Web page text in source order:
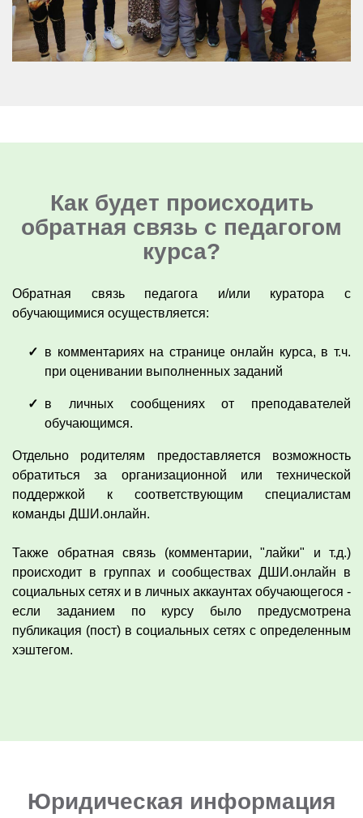
Как будет происходить
обратная связь с педагогом
курса?
Обратная связь педагога и/или куратора с
обучающимися осуществляется:
в комментариях на странице онлайн курса, в т.ч.
при оценивании выполненных заданий
в личных сообщениях от преподавателей
обучающимся.
Отдельно родителям предоставляется возможность
обратиться за организационной или технической
поддержкой к соответствующим специалистам
команды ДШИ.онлайн.
Также обратная связь (комментарии, "лайки" и т.д.)
происходит в группах и сообществах ДШИ.онлайн в
социальных сетях и в личных аккаунтах обучающегося -
если заданием по курсу было предусмотрена
публикация (пост) в социальных сетях с определенным
хэштегом.
Юридическая информация